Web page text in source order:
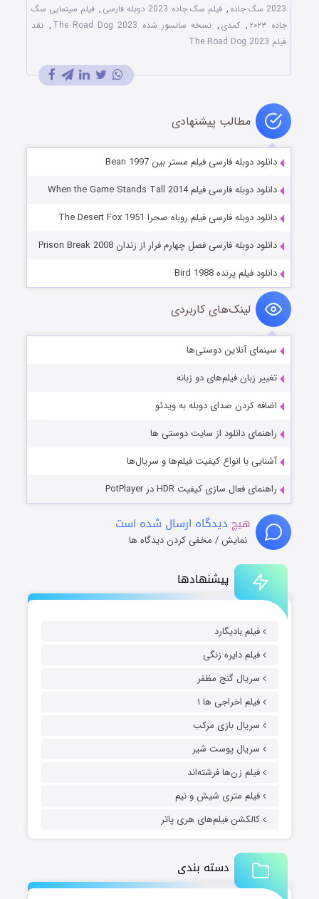
پیشنهادها
فیلم بادیگارد
فیلم دایره زنگی
سریال گنج مظفر
فیلم اخراجی ها ۱
سریال بازی مرکب
سریال پوست شیر
فیلم زن‌ها فرشته‌اند
فیلم متری شیش و نیم
کالکشن فیلم‌های هری پاتر
دسته بندی
2023 سگ جاده , فیلم سگ جاده 2023 دوبله فارسی , فیلم سینمایی سگ
جاده ۲۰۲۳
, کمدی , نسخه سانسور شده The Road Dog 2023 , نقد
فیلم The Road Dog 2023
مطالب پیشنهادی
دانلود دوبله فارسی فیلم مستر بین Bean 1997
دانلود دوبله فارسی فیلم When the Game Stands Tall 2014
دانلود دوبله فارسی فیلم روباه صحرا The Desert Fox 1951
دانلود دوبله فارسی فصل چهارم فرار از زندان Prison Break 2008
دانلود فیلم پرنده Bird 1988
لینک‌های کاربردی
سینمای آنلاین دوستی‌ها
تغییر زبان فیلم‌های دو زبانه
اضافه کردن صدای دوبله به ویدئو
راهنمای دانلود از سایت دوستی ها
آشنایی با انواع کیفیت فیلم‌ها و سریال‌ها
راهنمای فعال سازی کیفیت HDR در PotPlayer
هیچ دیدگاه ارسال شده است
نمایش / مخفی کردن دیدگاه ها